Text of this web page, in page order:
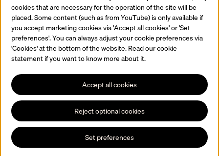
Heel zijn leven specialiseerde kunstenaar-meesterdrukker Rudolf
Broulim (Praag, 1943) zich in druktechnieken en lithografie. Hij
schenkt een selectie van 39 lithografieën aan het Prentenkabinet.
Lees meer
cookies that are necessary for the operation of the site will be
placed. Some content (such as from YouTube) is only available if
you accept marketing cookies via 'Accept all cookies' or 'Set
preferences'. You can always adjust your cookie preferences via
'Cookies' at the bottom of the website. Read our cookie
statement if you want to know more about it.
Accept all cookies
Reject optional cookies
Set preferences